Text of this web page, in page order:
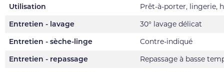
Utilisation
Prêt-à-porter, lingerie,
Entretien - lavage
30° lavage délicat
Entretien - sèche-linge
Contre-indiqué
Entretien - repassage
Repassage à basse